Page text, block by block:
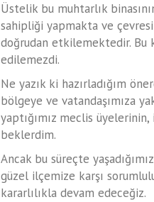
Üstelik bu muhtarlık
sahipliği yapmakta ve
doğrudan etkilemektedir. Bu
edilemezdi.
Ne yazık ki hazırladığım
bölgeye ve vatandaşımıza
yaptığımız meclis
beklerdim.
Ancak bu süreçte
güzel ilçemize karşı
kararlılıkla devam edeceğiz.